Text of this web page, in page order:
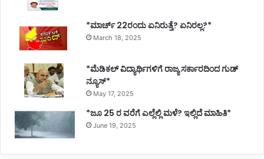
*ಮಾರ್ಚ್ 22ರಂದು ಏನಿರುತ್ತೆ? ಏನಿರಲ್ಲ?*
March 18, 2025
*ಮೆಡಿಕಲ್ ವಿದ್ಯಾರ್ಥಿಗಳಿಗೆ ರಾಜ್ಯ ಸರ್ಕಾರದಿಂದ ಗುಡ್
ನ್ಯೂಸ್*
May 17, 2025
*ಜೂ 25 ರ ವರೆಗೆ ಎಲ್ಲೆಲ್ಲಿ ಮಳೆ? ಇಲ್ಲಿದೆ ಮಾಹಿತಿ*
June 19, 2025